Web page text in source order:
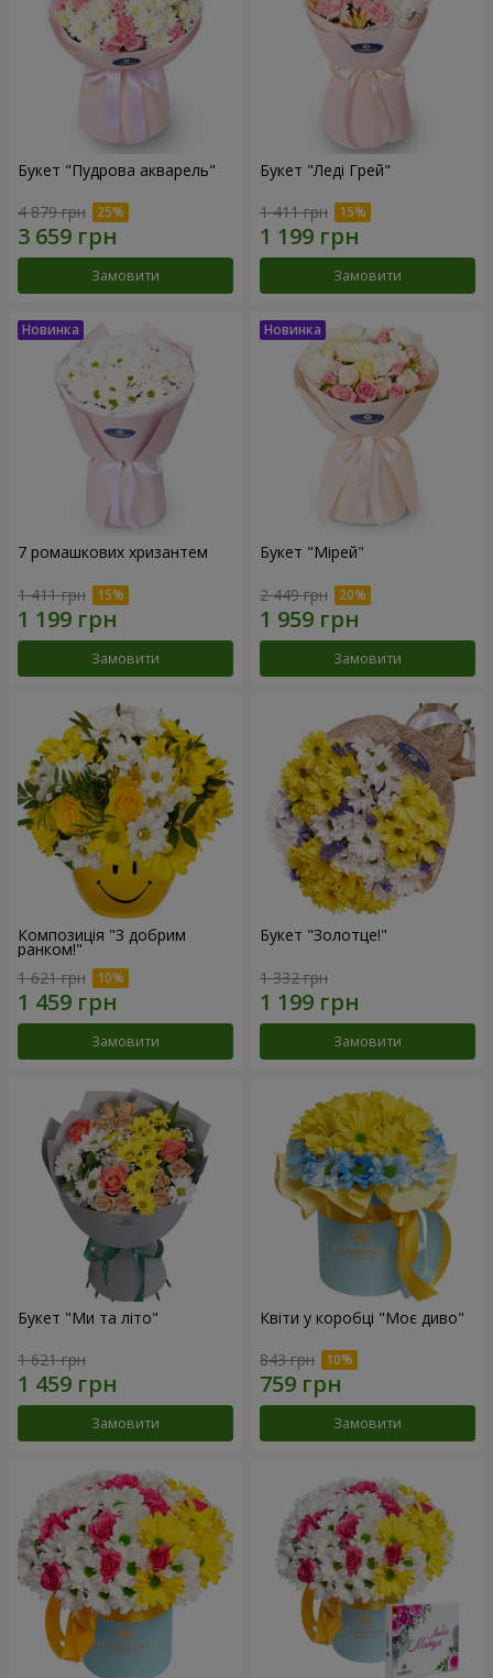
Букет "Пудрова акварель"
4 879 грн
Замовити
Букет "Леді Грей"
1 411 грн
Замовити
7 ромашкових хризантем
1 411 грн
Замовити
Букет "Мірей"
2 449 грн
Замовити
Композиція "З добрим
ранком!"
1 621 грн
Замовити
Букет "Золотце!"
1 332 грн
Замовити
Букет "Ми та літо"
1 621 грн
Замовити
Квіти у коробці "Моє диво"
843 грн
Замовити